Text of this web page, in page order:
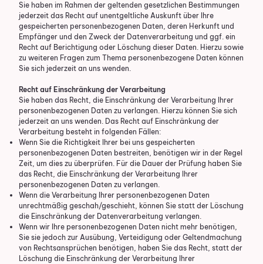
Sie haben im Rahmen der geltenden gesetzlichen Bestimmungen
jederzeit das Recht auf unentgeltliche Auskunft über Ihre
gespeicherten personenbezogenen Daten, deren Herkunft und
Empfänger und den Zweck der Datenverarbeitung und ggf. ein
Recht auf Berichtigung oder Löschung dieser Daten. Hierzu sowie
zu weiteren Fragen zum Thema personenbezogene Daten können
Sie sich jederzeit an uns wenden.
Recht auf Einschränkung der Verarbeitung
Sie haben das Recht, die Einschränkung der Verarbeitung Ihrer
personenbezogenen Daten zu verlangen. Hierzu können Sie sich
jederzeit an uns wenden. Das Recht auf Einschränkung der
Verarbeitung besteht in folgenden Fällen:
Wenn Sie die Richtigkeit Ihrer bei uns gespeicherten
personenbezogenen Daten bestreiten, benötigen wir in der Regel
Zeit, um dies zu überprüfen. Für die Dauer der Prüfung haben Sie
das Recht, die Einschränkung der Verarbeitung Ihrer
personenbezogenen Daten zu verlangen.
Wenn die Verarbeitung Ihrer personenbezogenen Daten
unrechtmäßig geschah/geschieht, können Sie statt der Löschung
die Einschränkung der Datenverarbeitung verlangen.
Wenn wir Ihre personenbezogenen Daten nicht mehr benötigen,
Sie sie jedoch zur Ausübung, Verteidigung oder Geltendmachung
von Rechtsansprüchen benötigen, haben Sie das Recht, statt der
Löschung die Einschränkung der Verarbeitung Ihrer